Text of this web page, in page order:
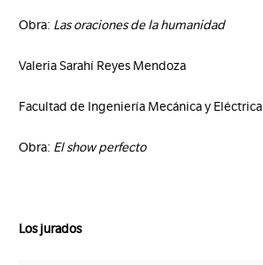
Obra: Las oraciones de la humanidad
Valeria Sarahí Reyes Mendoza
Facultad de Ingeniería Mecánica y Eléctrica
Obra: El show perfecto
Los jurados